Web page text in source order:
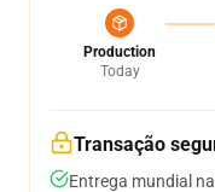
Production
Today
Transação
Entrega mundial